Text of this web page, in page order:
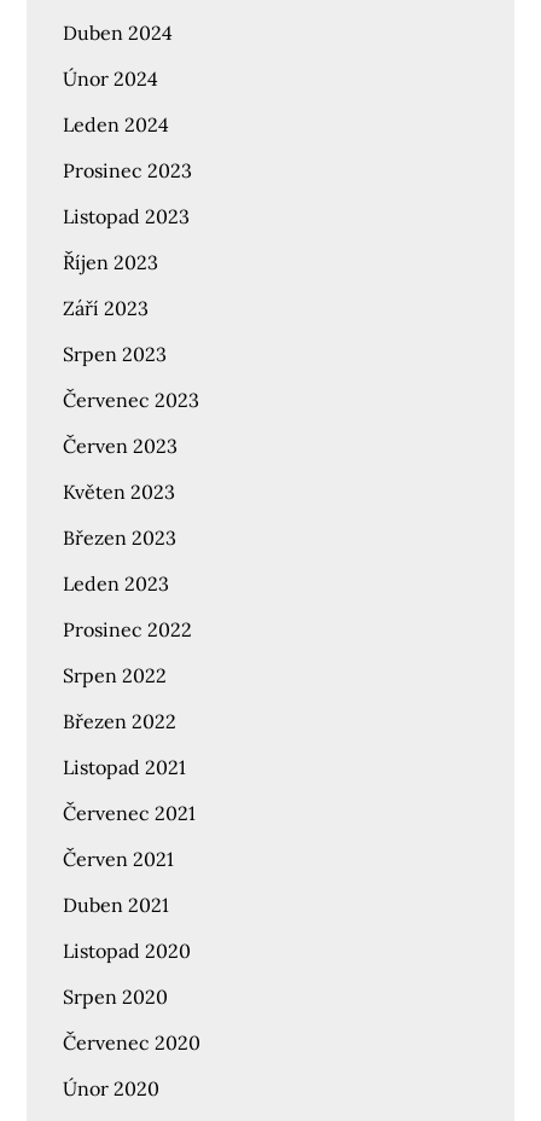
Duben 2024
Únor 2024
Leden 2024
Prosinec 2023
Listopad 2023
Říjen 2023
Září 2023
Srpen 2023
Červenec 2023
Červen 2023
Květen 2023
Březen 2023
Leden 2023
Prosinec 2022
Srpen 2022
Březen 2022
Listopad 2021
Červenec 2021
Červen 2021
Duben 2021
Listopad 2020
Srpen 2020
Červenec 2020
Únor 2020